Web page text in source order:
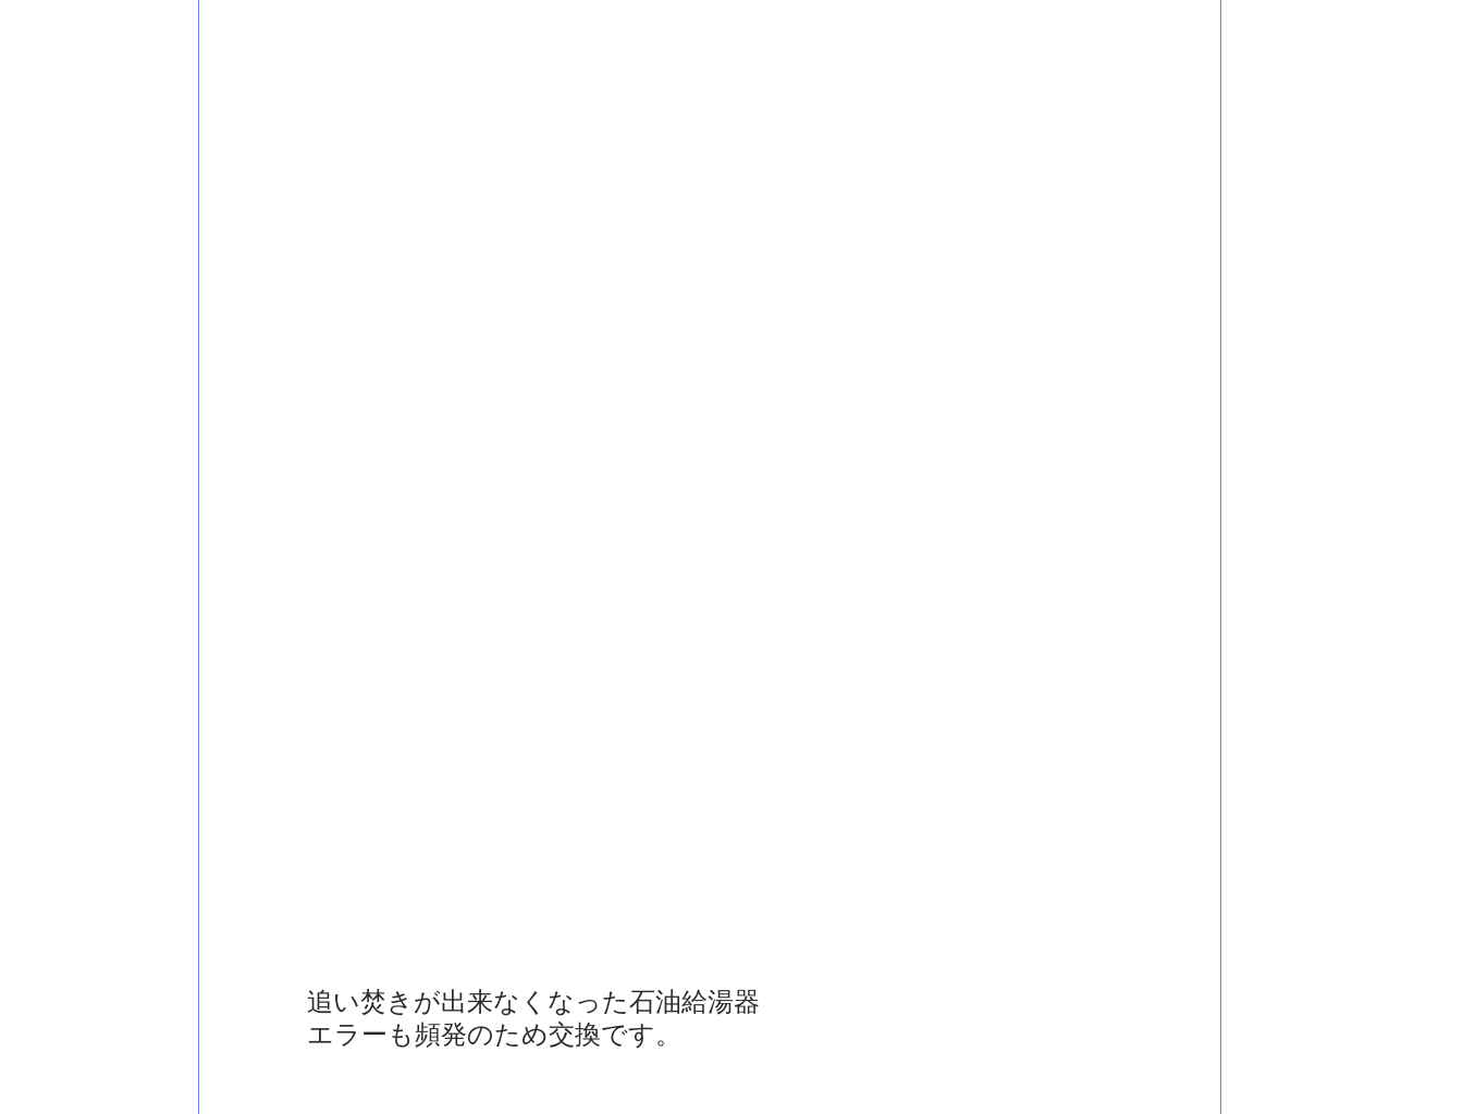
追い焚きが出来なくなった石油給湯器
エラーも頻発のため交換です。